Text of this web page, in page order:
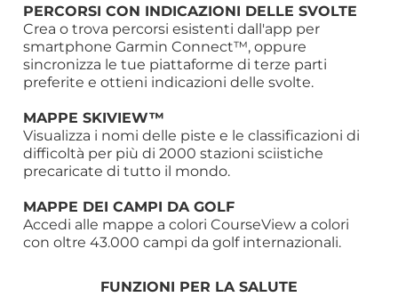
PERCORSI CON INDICAZIONI DELLE SVOLTE
Crea o trova percorsi esistenti dall'app per
smartphone Garmin Connect™, oppure
sincronizza le tue piattaforme di terze parti
preferite e ottieni indicazioni delle svolte.
MAPPE SKIVIEW™
Visualizza i nomi delle piste e le classificazioni di
difficoltà per più di 2000 stazioni sciistiche
precaricate di tutto il mondo.
MAPPE DEI CAMPI DA GOLF
Accedi alle mappe a colori CourseView a colori
con oltre 43.000 campi da golf internazionali.
FUNZIONI PER LA SALUTE